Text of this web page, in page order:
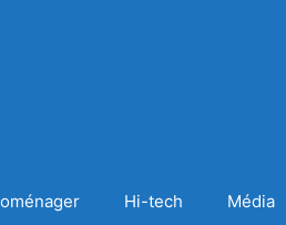
Hi-tech Média